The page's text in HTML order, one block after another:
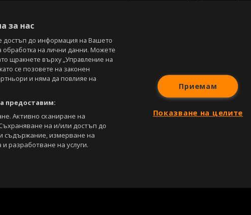
за нас
достъп до информация на Вашето
обработка на лични данни. Можете
щракнете върху „Управление на
се позовете на законен
и няма да повлияе на
предоставим:
Активно сканиране на
на и/или достъп до
съдържание, измерване на
разработване на услуги.
Приемам
Показване на целите